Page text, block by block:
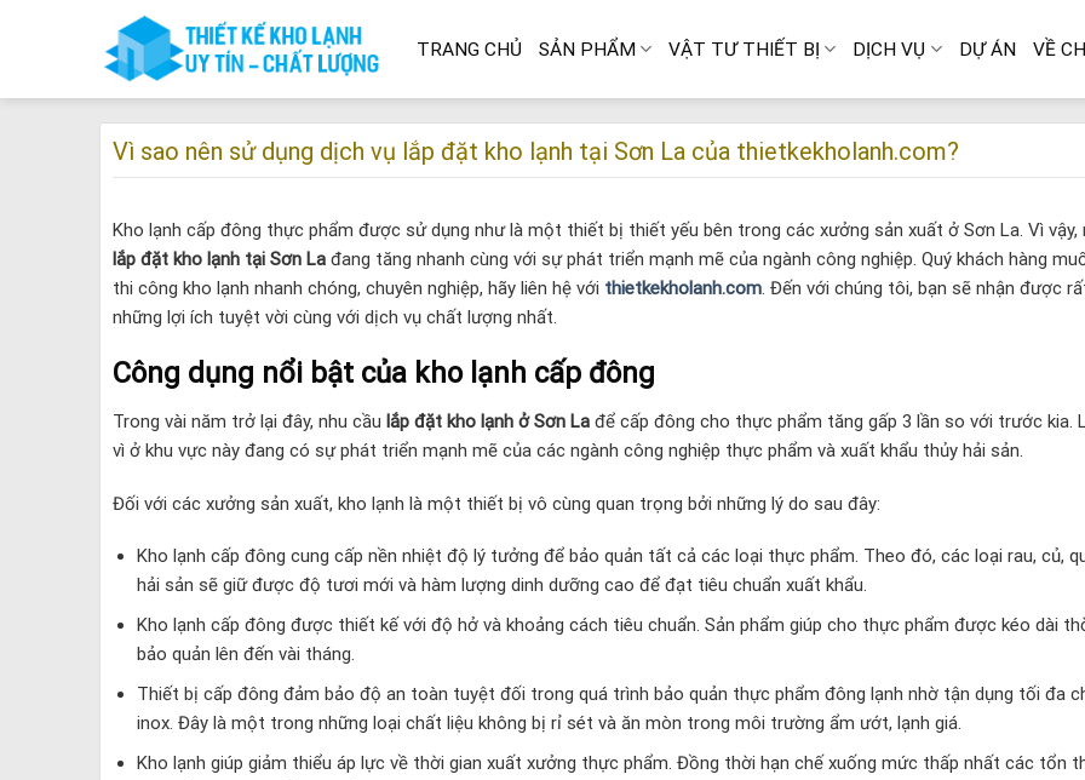
TRANG CHỦ SẢN PHẨM VẬT TƯ THIẾT BỊ DỊCH VỤ DỰ ÁN VỀ
Vì sao nên sử dụng dịch vụ lắp đặt kho lạnh tại Sơn La của thietkekholanh.com?
Kho lạnh cấp đông thực phẩm được sử dụng như là một thiết bị thiết yếu bên trong các xưởng sản xuất ở Sơn La. Vì vậy,
lắp đặt kho lạnh tại Sơn La đang tăng nhanh cùng với sự phát triển mạnh mẽ của ngành công nghiệp. Quý khách hàng
thi công kho lạnh nhanh chóng, chuyên nghiệp, hãy liên hệ với thietkekholanh.com . Đến với chúng tôi, bạn sẽ nhận được
những lợi ích tuyệt vời cùng với dịch vụ chất lượng nhất.
Công dụng nổi bật của kho lạnh cấp đông
Trong vài năm trở lại đây, nhu cầu lắp đặt kho lạnh ở Sơn La để cấp đông cho thực phẩm tăng gấp 3 lần so với trước kia.
vì ở khu vực này đang có sự phát triển mạnh mẽ của các ngành công nghiệp thực phẩm và xuất khẩu thủy hải sản.
Đối với các xưởng sản xuất, kho lạnh là một thiết bị vô cùng quan trọng bởi những lý do sau đây:
Kho lạnh cấp đông cung cấp nền nhiệt độ lý tưởng để bảo quản tất cả các loại thực phẩm. Theo đó, các loại rau, củ,
hải sản sẽ giữ được độ tươi mới và hàm lượng dinh dưỡng cao để đạt tiêu chuẩn xuất khẩu.
Kho lạnh cấp đông được thiết kế với độ hở và khoảng cách tiêu chuẩn. Sản phẩm giúp cho thực phẩm được kéo dài
bảo quản lên đến vài tháng.
Thiết bị cấp đông đảm bảo độ an toàn tuyệt đối trong quá trình bảo quản thực phẩm đông lạnh nhờ tận dụng tối đa
inox. Đây là một trong những loại chất liệu không bị rỉ sét và ăn mòn trong môi trường ẩm ướt, lạnh giá.
Kho lạnh giúp giảm thiểu áp lực về thời gian xuất xưởng thực phẩm. Đồng thời hạn chế xuống mức thấp nhất các tổn